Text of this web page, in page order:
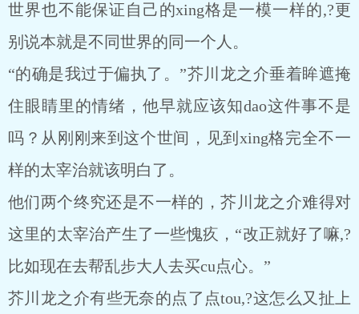
世界也不能保证自己的xing格是一模一样的,?更
别说本就是不同世界的同一个人。
“的确是我过于偏执了。”芥川龙之介垂着眸遮掩
住眼睛里的情绪，他早就应该知dao这件事不是
吗？从刚刚来到这个世间，见到xing格完全不一
样的太宰治就该明白了。
他们两个终究还是不一样的，芥川龙之介难得对
这里的太宰治产生了一些愧疚，“改正就好了嘛,?
比如现在去帮乱步大人去买cu点心。”
芥川龙之介有些无奈的点了点tou,?这怎么又扯上